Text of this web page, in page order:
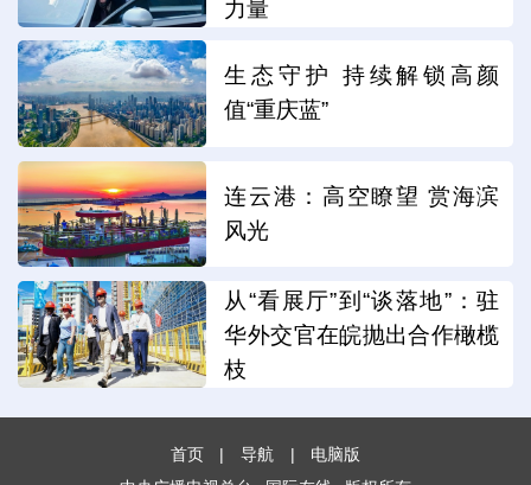
力量
生态守护 持续解锁高颜
值“重庆蓝”
连云港：高空瞭望 赏海滨
风光
从“看展厅”到“谈落地”：驻
华外交官在皖抛出合作橄榄
枝
首页 | 导航 |
电脑版